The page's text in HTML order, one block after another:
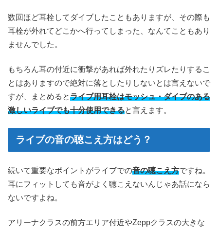
数回ほど耳栓してダイブしたこともありますが、その際も
耳栓が外れてどこかへ行ってしまった、なんてこともあり
ませんでした。
もちろん耳の付近に衝撃があれば外れたりズレたりするこ
とはありますので絶対に落としたりしないとは言えないで
すが、まとめるとライブ用耳栓はモッシュ・ダイブのある
激しいライブでも十分使用できると言えます。
ライブの音の聴こえ方はどう？
続いて重要なポイントがライブでの音の聴こえ方ですね。
耳にフィットしても音がよく聴こえないんじゃあ話になら
ないですよね。
アリーナクラスの前方エリア付近やZeppクラスの大きな